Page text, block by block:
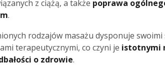
z ciążą, a także poprawa
.
rodzajów masażu dysponuje swoimi
terapeutycznymi, co czyni je istotnymi
o zdrowie.